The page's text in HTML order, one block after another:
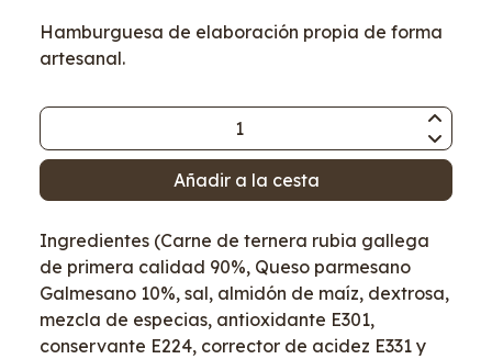
Hamburguesa de elaboración propia de forma
artesanal.
Añadir a la cesta
Ingredientes (Carne de ternera rubia gallega
de primera calidad 90%, Queso parmesano
Galmesano 10%, sal, almidón de maíz, dextrosa,
mezcla de especias, antioxidante E301,
conservante E224, corrector de acidez E331 y